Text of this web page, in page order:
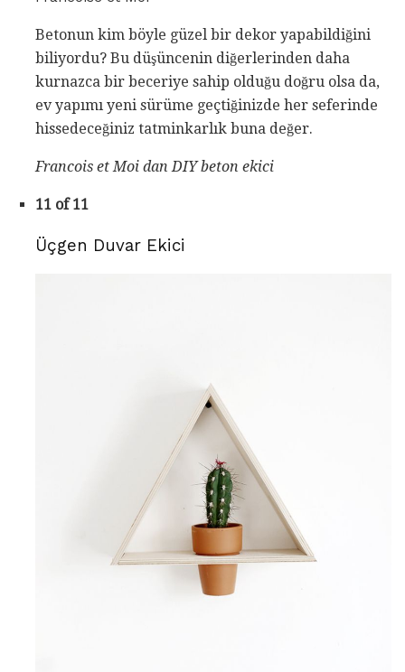
Betonun kim böyle güzel bir dekor yapabildiğini
biliyordu? Bu düşüncenin diğerlerinden daha
kurnazca bir beceriye sahip olduğu doğru olsa da,
ev yapımı yeni sürüme geçtiğinizde her seferinde
hissedeceğiniz tatminkarlık buna değer.
Francois et Moi dan DIY beton ekici
11 of 11
Üçgen Duvar Ekici